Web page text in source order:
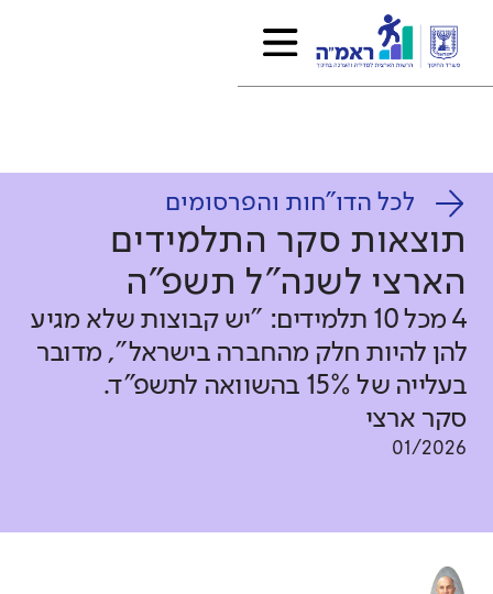
לכל הדו"חות והפרסומים
תוצאות סקר התלמידים
הארצי לשנה"ל תשפ"ה
4 מכל 10 תלמידים: "יש קבוצות שלא מגיע
להן להיות חלק מהחברה בישראל", מדובר
בעלייה של 15% בהשוואה לתשפ"ד.
סקר ארצי
01/2026